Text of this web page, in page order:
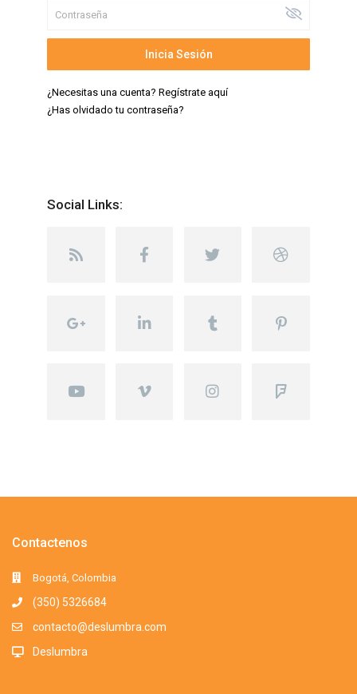
Inicia Sesión
¿Necesitas una cuenta? Regístrate aquí
¿Has olvidado tu contraseña?
Social Links:
Contactenos
Bogotá, Colombia
(350) 5326684
contacto@deslumbra.com
Deslumbra